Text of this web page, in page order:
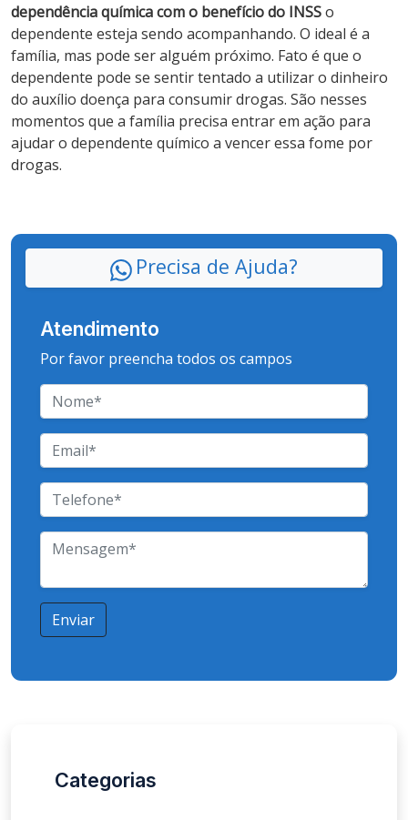
dependência química com o benefício do INSSo
dependente esteja sendo acompanhando. O ideal é a
família, mas pode ser alguém próximo. Fato é que o
dependente pode se sentir tentado a utilizar o dinheiro
do auxílio doença para consumir drogas. São nesses
momentos que a família precisa entrar em ação para
ajudar o dependente químico a vencer essa fome por
drogas.
Precisa de Ajuda?
Atendimento
Por favor preencha todos os campos
Enviar
Categorias